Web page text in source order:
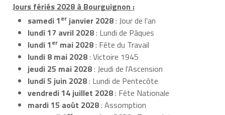
Jours fériés 2028 à Bourguignon :
samedi 1er janvier 2028: Jour de l'an
lundi 17 avril 2028: Lundi de Pâques
lundi 1er mai 2028: Fête du Travail
lundi 8 mai 2028: Victoire 1945
jeudi 25 mai 2028: Jeudi de l'Ascension
lundi 5 juin 2028: Lundi de Pentecôte
vendredi 14 juillet 2028: Fête Nationale
mardi 15 août 2028: Assomption